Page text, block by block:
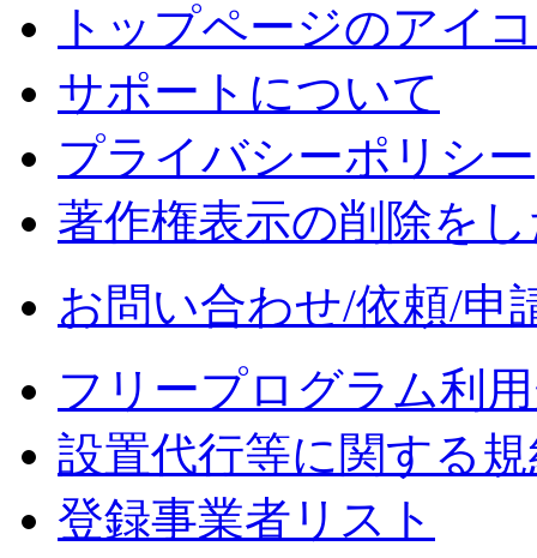
トップページのアイ
サポートについて
プライバシーポリシー
著作権表示の削除を
お問い合わせ/依頼/申
フリープログラム利
設置代行等に関する
登録事業者リスト